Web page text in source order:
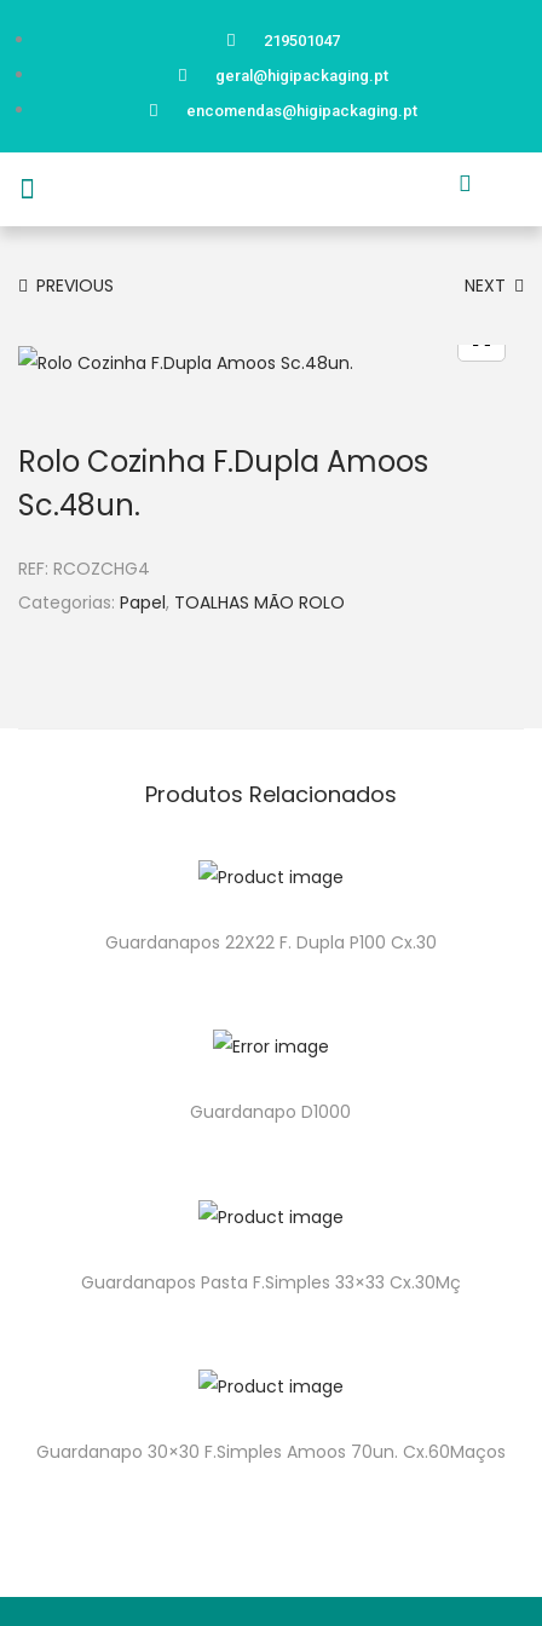
219501047
geral@higipackaging.pt
encomendas@higipackaging.pt
PREVIOUS NEXT
Rolo Cozinha F.Dupla Amoos
Sc.48un.
REF: RCOZCHG4
Categorias: Papel, TOALHAS MÃO ROLO
Produtos Relacionados
Guardanapos 22X22 F. Dupla P100 Cx.30
Guardanapo D1000
Guardanapos Pasta F.Simples 33×33 Cx.30Mç
Guardanapo 30×30 F.Simples Amoos 70un. Cx.60Maços